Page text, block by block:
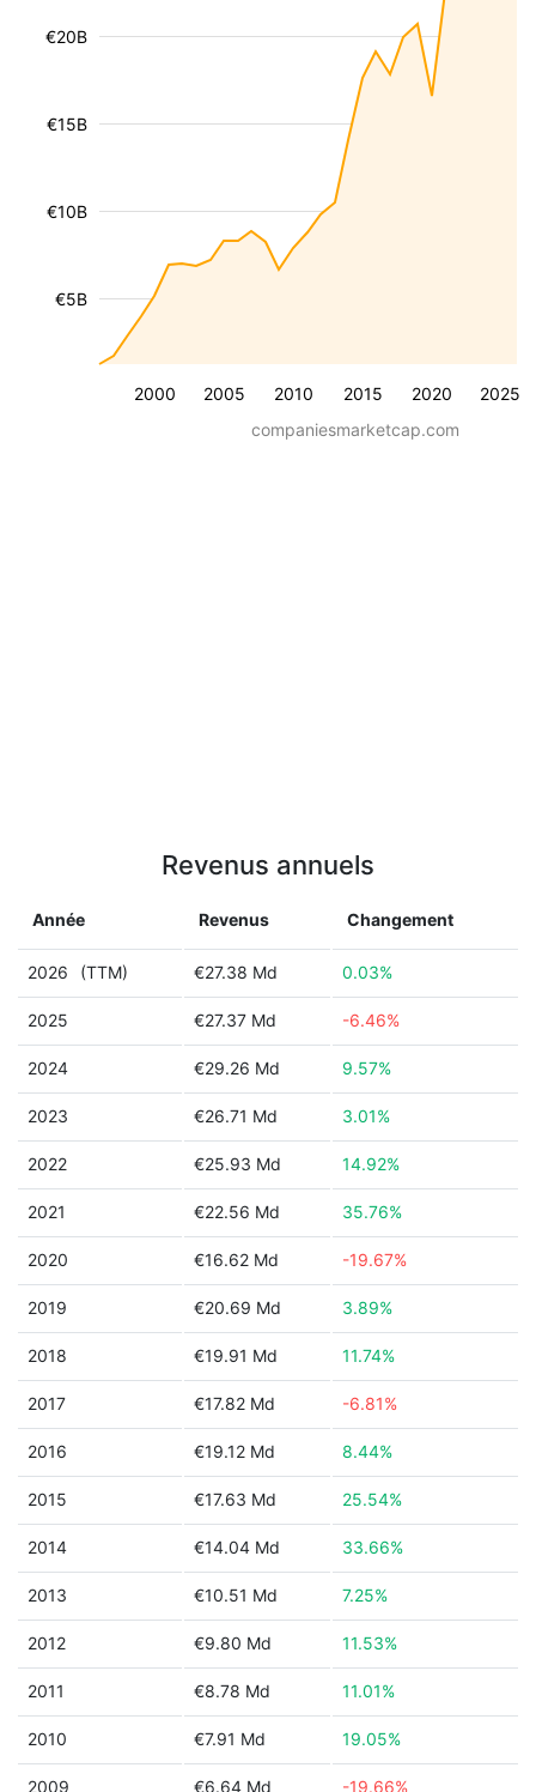
2000 2005 2010 2015 2020 2025
€5B
€10B
€15B
€20B
companiesmarketcap.com
Revenus annuels
Année Revenus Changement
2026 (TTM) €27.38 Md 0.03%
2025 €27.37 Md -6.46%
2024 €29.26 Md 9.57%
2023 €26.71 Md 3.01%
2022 €25.93 Md 14.92%
2021 €22.56 Md 35.76%
2020 €16.62 Md -19.67%
2019 €20.69 Md 3.89%
2018 €19.91 Md 11.74%
2017 €17.82 Md -6.81%
2016 €19.12 Md 8.44%
2015 €17.63 Md 25.54%
2014 €14.04 Md 33.66%
2013 €10.51 Md 7.25%
2012 €9.80 Md 11.53%
2011 €8.78 Md 11.01%
2010 €7.91 Md 19.05%
2009 €6.64 Md -19.66%